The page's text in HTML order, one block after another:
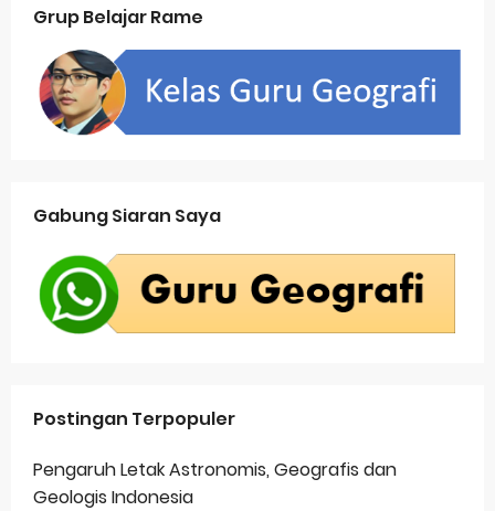
Grup Belajar Rame
Gabung Siaran Saya
Postingan Terpopuler
Pengaruh Letak Astronomis, Geografis dan
Geologis Indonesia